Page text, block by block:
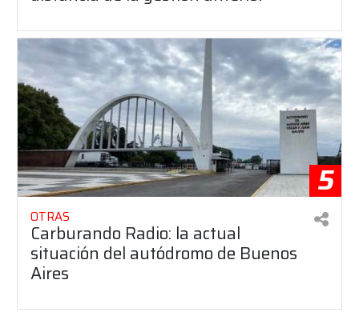
5
OTRAS
Carburando Radio: la actual
situación del autódromo de Buenos
Aires